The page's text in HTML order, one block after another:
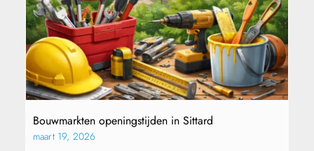
Bouwmarkten openingstijden in Sittard
maart 19, 2026